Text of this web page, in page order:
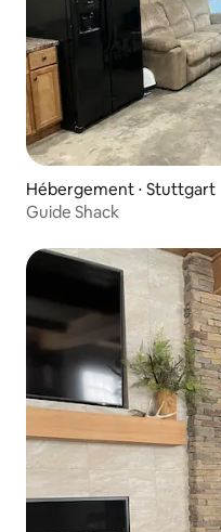
Hébergement ⋅ Stuttgart
Guide Shack